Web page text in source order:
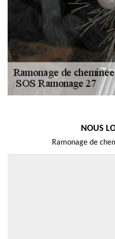
NOUS
Ramonage de